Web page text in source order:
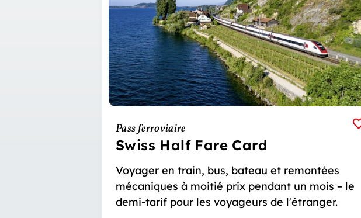
Pass ferroviaire
Swiss Half Fare Card
Voyager en train, bus, bateau et remontées
mécaniques à moitié prix pendant un mois – le
demi-tarif pour les voyageurs de l'étranger.